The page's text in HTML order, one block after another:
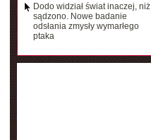
Dodo widział świat inaczej, niż
sądzono. Nowe badanie
odsłania zmysły wymarłego
ptaka